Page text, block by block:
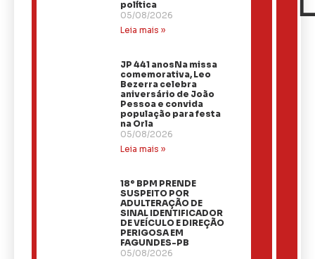
política
05/08/2026
Leia mais »
JP 441 anosNa missa
comemorativa, Leo
Bezerra celebra
aniversário de João
Pessoa e convida
população para festa
na Orla
05/08/2026
Leia mais »
18º BPM PRENDE
SUSPEITO POR
ADULTERAÇÃO DE
SINAL IDENTIFICADOR
DE VEÍCULO E DIREÇÃO
PERIGOSA EM
FAGUNDES-PB
05/08/2026